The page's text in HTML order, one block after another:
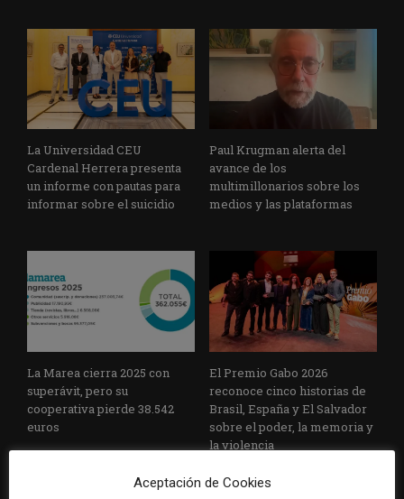
La Universidad CEU
Cardenal Herrera presenta
un informe con pautas para
informar sobre el suicidio
Paul Krugman alerta del
avance de los
multimillonarios sobre los
medios y las plataformas
La Marea cierra 2025 con
superávit, pero su
cooperativa pierde 38.542
euros
El Premio Gabo 2026
reconoce cinco historias de
Brasil, España y El Salvador
sobre el poder, la memoria y
la violencia
Aceptación de Cookies